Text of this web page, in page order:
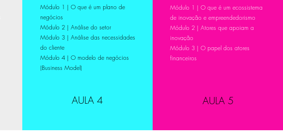
Módulo 1 | O que é um plano de
negócios
Módulo 2 | Análise do setor
Módulo 3 | Análise das necessidades
do cliente
Módulo 4 | O modelo de negócios
(Business Model)
AULA 4
Módulo 1 | O que é um ecossistema
de inovação e empreendedorismo
Módulo 2 | Atores que apoiam a
inovação
Módulo 3 | O papel dos atores
financeiros
AULA 5